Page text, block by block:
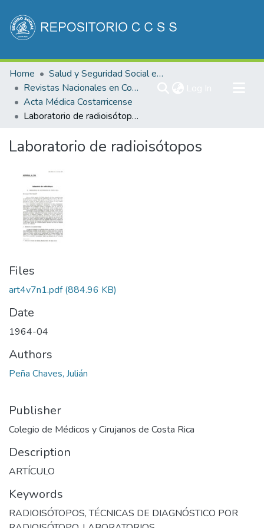
Communities & Collections
All of DSpace
Statistics
Home
Salud y Seguridad Social en Costa Rica
Revistas Nacionales en Costa Rica
Acta Médica Costarricense
Laboratorio de radioisótopos
Laboratorio de radioisótopos
Files
art4v7n1.pdf(884.96 KB)
Date
1964-04
Authors
Peña Chaves, Julián
Publisher
Colegio de Médicos y Cirujanos de Costa Rica
Description
ARTÍCULO
Keywords
RADIOISÓTOPOS,TÉCNICAS DE DIAGNÓSTICO POR